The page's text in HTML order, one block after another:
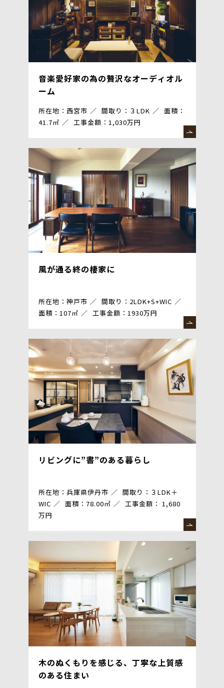
音楽愛好家の為の贅沢なオーディオル
ーム
所在地：西宮市 間取り：３LDK
面積：
41.7㎡
工事金額：1,030万円
風が通る終の棲家に
所在地：神戸市
間取り：2LDK+S+WIC
面積：107㎡
工事金額：1930万円
リビングに”書”のある暮らし
所在地：兵庫県伊丹市
間取り：３LDK＋
WIC
面積：78.00㎡
工事金額： 1,680
万円
木のぬくもりを感じる、丁寧な上質感
のある住まい